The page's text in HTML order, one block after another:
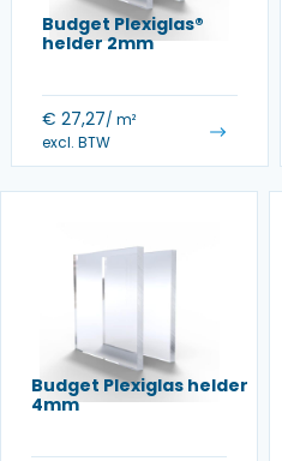
Budget Plexiglas®
helder 2mm
€ 27,27/ m²
excl. BTW
Budget Plexiglas helder
4mm